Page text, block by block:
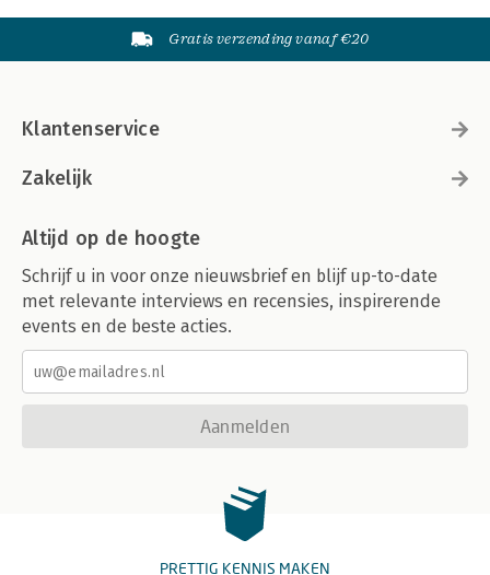
Gratis verzending vanaf €20
Klantenservice
Zakelijk
Altijd op de hoogte
Schrijf u in voor onze nieuwsbrief en blijf up-to-date
met relevante interviews en recensies, inspirerende
events en de beste acties.
Aanmelden
PRETTIG KENNIS MAKEN